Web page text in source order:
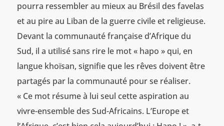
pourra ressembler au mieux au Brésil des favelas
et au pire au Liban de la guerre civile et religieuse.
Devant la communauté française d’Afrique du
Sud, il a utilisé sans rire le mot « hapo » qui, en
langue khoïsan, signifie que les rêves doivent être
partagés par la communauté pour se réaliser.
« Ce mot résume à lui seul cette aspiration au
vivre-ensemble des Sud-Africains. L’Europe et